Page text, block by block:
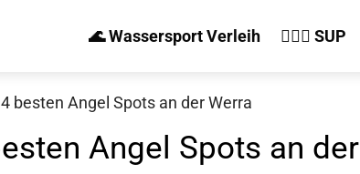
🌊 Wassersport Verleih 🏄‍♀️🛶 SUP
besten Angel Spots an der Werra
Angel Spots an der